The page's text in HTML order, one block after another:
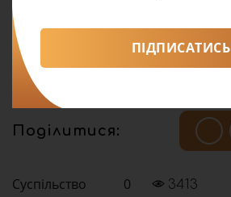
Поділитися:
Суспільство 0 3413
ПІДПИСАТИСЬ